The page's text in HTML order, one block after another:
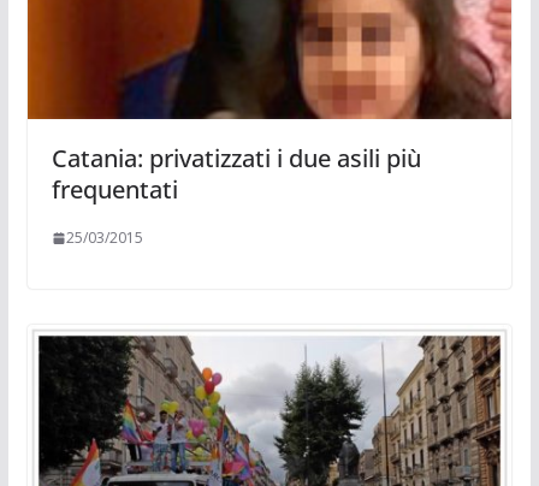
Catania: privatizzati i due asili più
frequentati
25/03/2015